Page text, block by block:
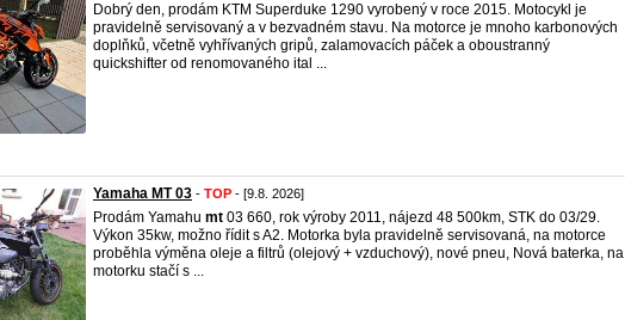
Dobrý den, prodám KTM Superduke 1290 vyrobený v roce 2015. Motocykl je
pravidelně servisovaný a v bezvadném stavu. Na motorce je mnoho karbonových
doplňků, včetně vyhřívaných gripů, zalamovacích páček a oboustranný
quickshifter od renomovaného ital ...
Yamaha MT 03 - TOP - [9.8. 2026]
Prodám Yamahu mt 03 660, rok výroby 2011, nájezd 48 500km, STK do 03/29.
Výkon 35kw, možno řídit s A2. Motorka byla pravidelně servisovaná, na motorce
proběhla výměna oleje a filtrů (olejový + vzduchový), nové pneu, Nová baterka, na
motorku stačí s ...